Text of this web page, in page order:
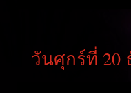
วันศุกร์ที่ 20